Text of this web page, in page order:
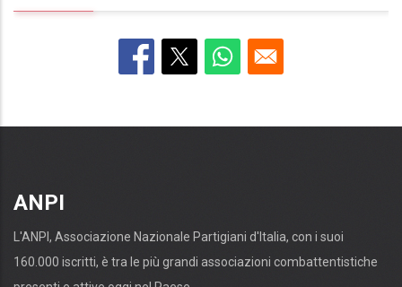
ANPI
L'ANPI, Associazione Nazionale Partigiani d'Italia, con i suoi
160.000 iscritti, è tra le più grandi associazioni combattentistiche